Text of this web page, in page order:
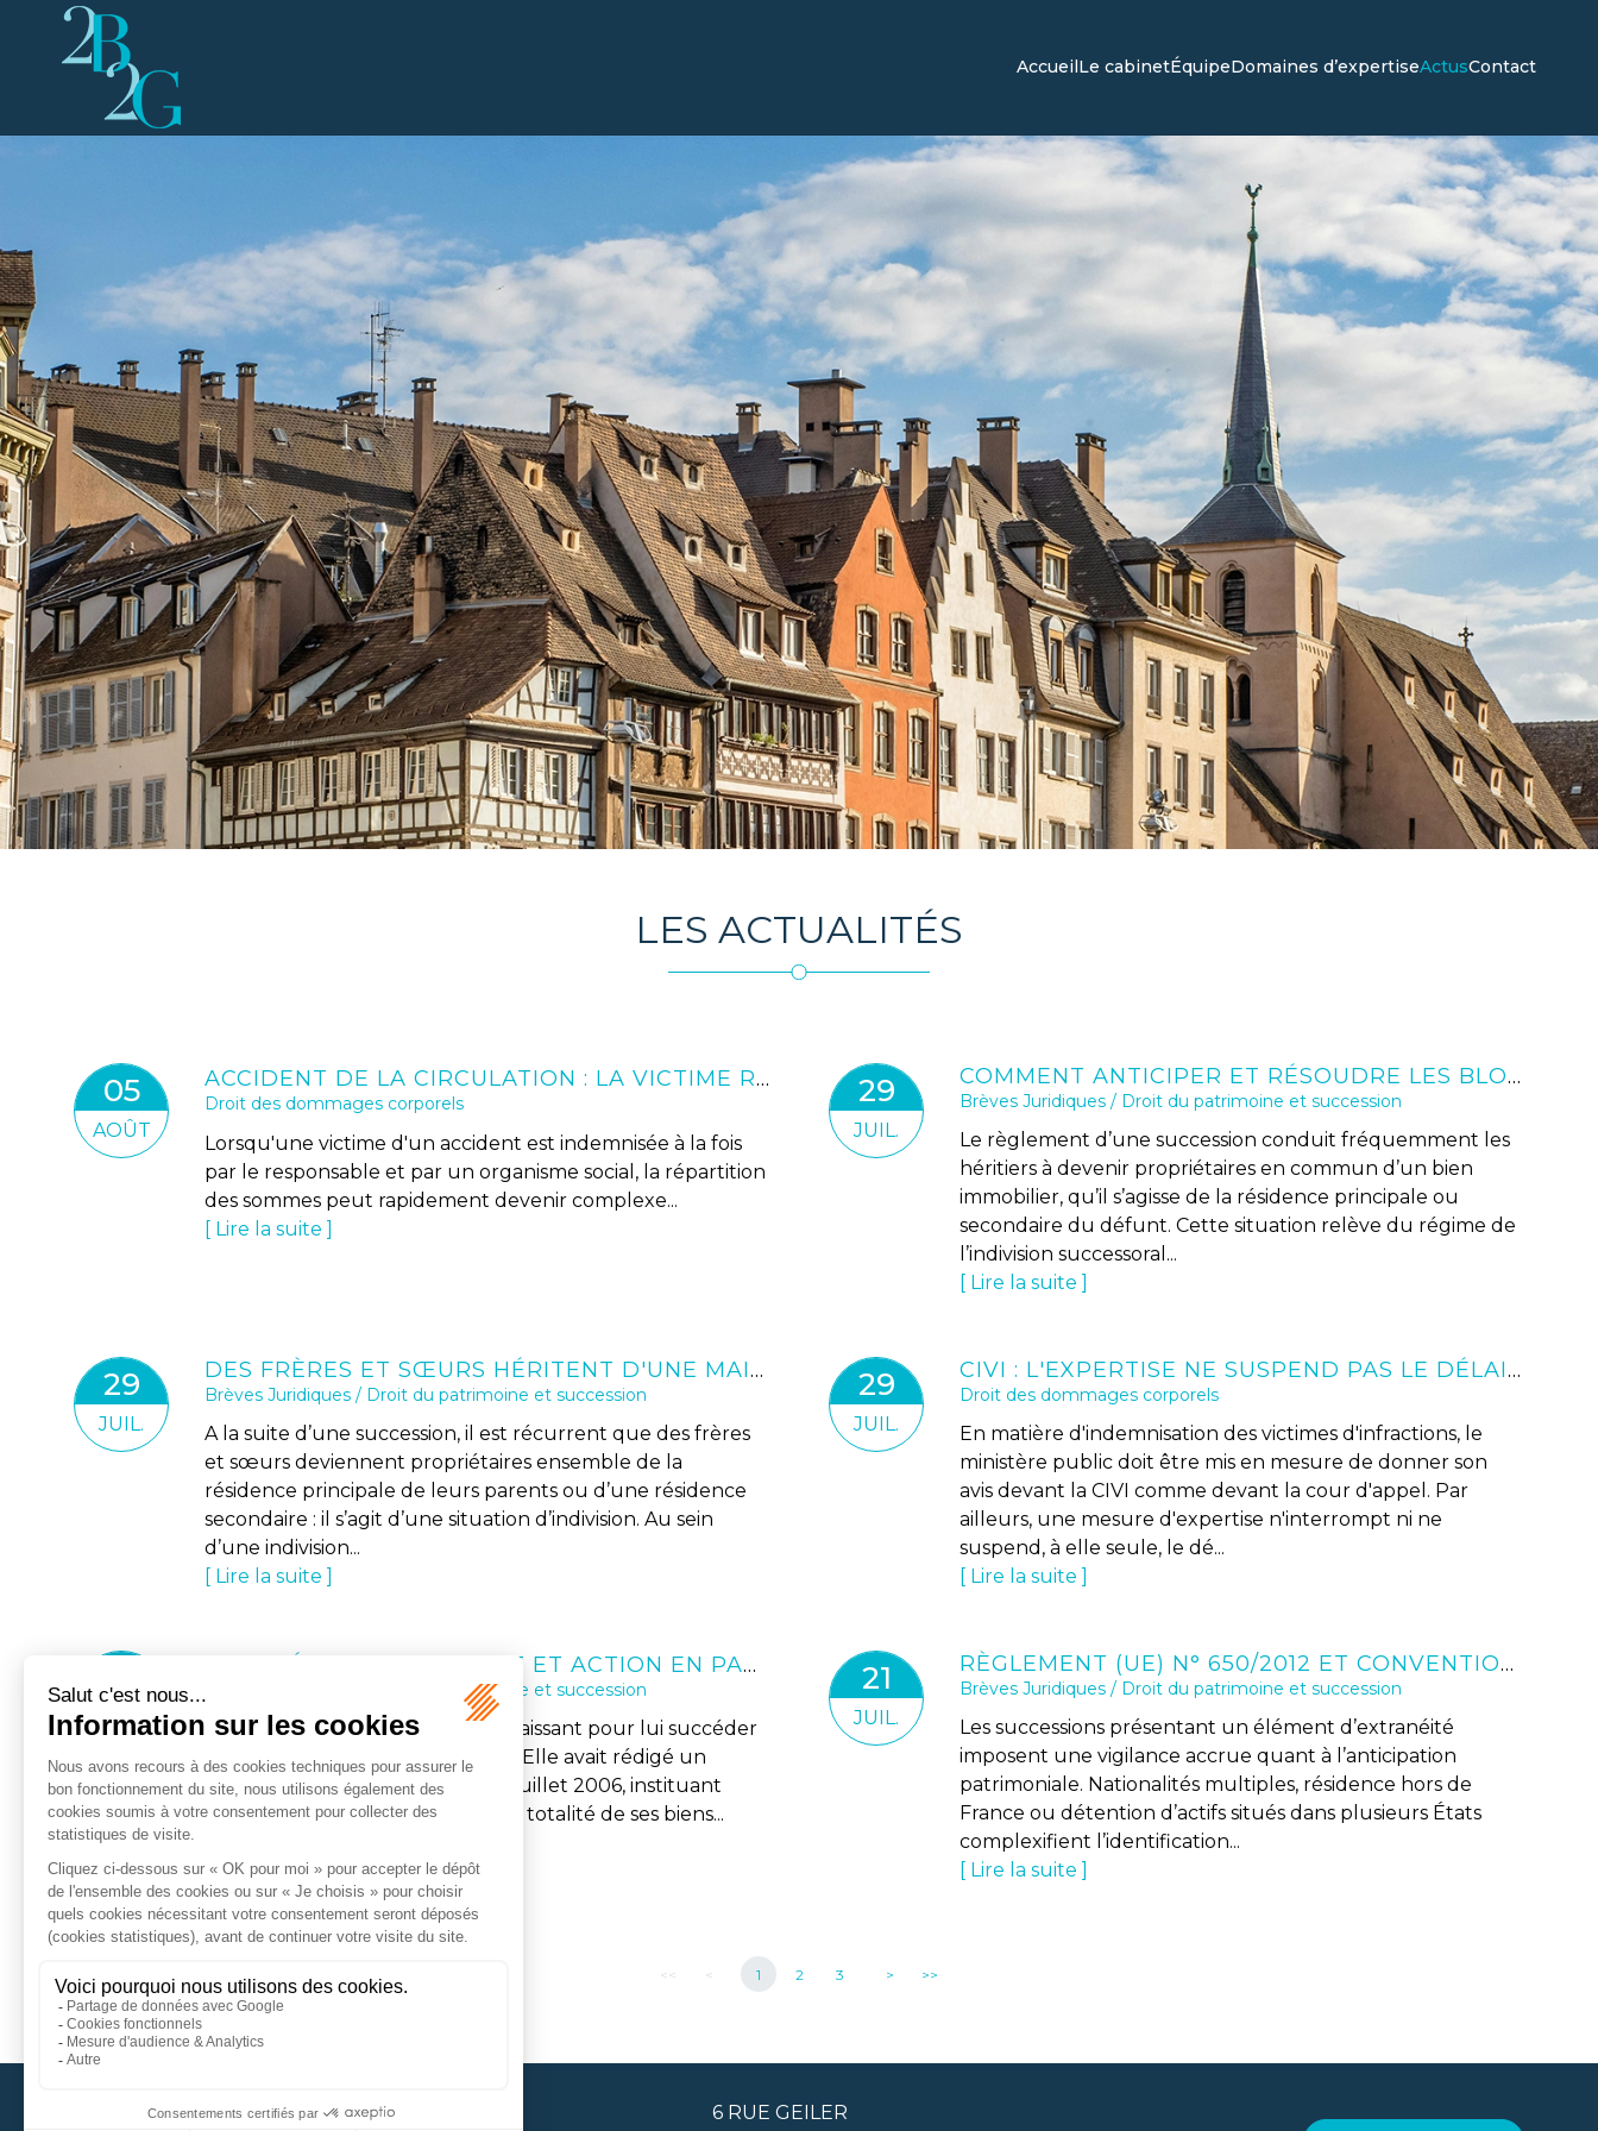
AccueilLe cabinetÉquipeDomaines d’expertiseActusContact
LES ACTUALITÉS
ACCIDENT DE LA CIRCULATION : LA VICTIME RESTE PRIORITAIRE SUR LA CAISSE DE SÉCURITÉ SOCIALE
05
AOÛT
Droit des dommages corporels
Lorsqu'une victime d'un accident est indemnisée à la fois
par le responsable et par un organisme social, la répartition
des sommes peut rapidement devenir complexe...
Lire la suite
COMMENT ANTICIPER ET RÉSOUDRE LES BLOCAGES EN INDIVISION SUCCESSORALE ?
29
JUIL.
Brèves Juridiques / Droit du patrimoine et succession
Le règlement d’une succession conduit fréquemment les
héritiers à devenir propriétaires en commun d’un bien
immobilier, qu’il s’agisse de la résidence principale ou
secondaire du défunt. Cette situation relève du régime de
l’indivision successoral...
Lire la suite
DES FRÈRES ET SŒURS HÉRITENT D'UNE MAISON DE VACANCES : QUELLES SOLUTIONS POUR ÉVITER LES BLOCAGES ?
29
JUIL.
Brèves Juridiques / Droit du patrimoine et succession
A la suite d’une succession, il est récurrent que des frères
et sœurs deviennent propriétaires ensemble de la
résidence principale de leurs parents ou d’une résidence
secondaire : il s’agit d’une situation d’indivision. Au sein
d’une indivision...
Lire la suite
CIVI : L'EXPERTISE NE SUSPEND PAS LE DÉLAI DE PÉREMPTION
29
JUIL.
Droit des dommages corporels
En matière d'indemnisation des victimes d'infractions, le
ministère public doit être mis en mesure de donner son
avis devant la CIVI comme devant la cour d'appel. Par
ailleurs, une mesure d'expertise n'interrompt ni ne
suspend, à elle seule, le dé...
Lire la suite
NULLITÉ D’UN TESTAMENT ET ACTION EN PARTAGE : L’ARTICLE 1360 DU CPC NE S’APPLIQUE PAS À LA CONTESTATION DU TESTAMENT
24
JUIL.
Droit du patrimoine et succession
Une femme décède en 2018, en laissant pour lui succéder
ses deux sœurs et sa demi-sœur. Elle avait rédigé un
testament olographe, daté du 7 juillet 2006, instituant
l’une de ses sœurs légataire de la totalité de ses biens...
RÈGLEMENT (UE) N° 650/2012 ET CONVENTION DE LA HAYE 1961 : SÉCURISER LE TESTAMENT EN CONTEXTE INTERNATIONAL
21
JUIL.
Brèves Juridiques / Droit du patrimoine et succession
Les successions présentant un élément d’extranéité
imposent une vigilance accrue quant à l’anticipation
patrimoniale. Nationalités multiples, résidence hors de
France ou détention d’actifs situés dans plusieurs États
complexifient l’identification...
Lire la suite
1 2 3 > >>
6 RUE GEILER